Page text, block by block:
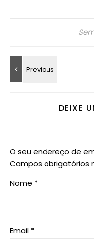
DEIXE
O seu endereço de
Campos obrigatórios
Nome *
Email *